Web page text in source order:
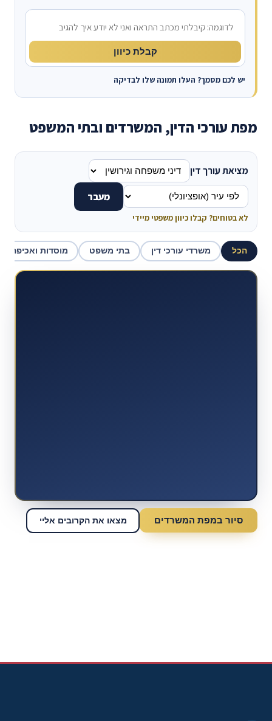
מה קרה?
קבלת כיוון
יש לכם מסמך? העלו תמונה שלו לבדיקה
מפת עורכי הדין, המשרדים ובתי המשפט
מציאת עורך דין
מעבר
לא בטוחים? קבלו כיוון משפטי מיידי
הכל משרדי עורכי דין בתי משפט מוסדות ואכיפה
סיור במפת המשרדים מצאו את הקרובים אליי